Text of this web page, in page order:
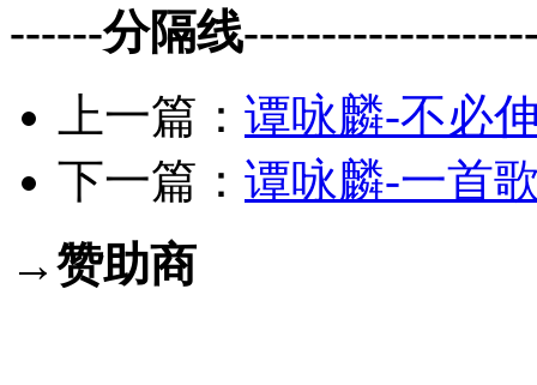
------分隔线
上一篇： 谭咏麟-不必
下一篇： 谭咏麟-一首
→赞助商